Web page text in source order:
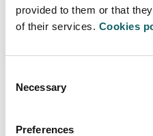
provided to them or that
of their services. Cookies
Selection
Necessary
Preferences
Área de Ingeniería -